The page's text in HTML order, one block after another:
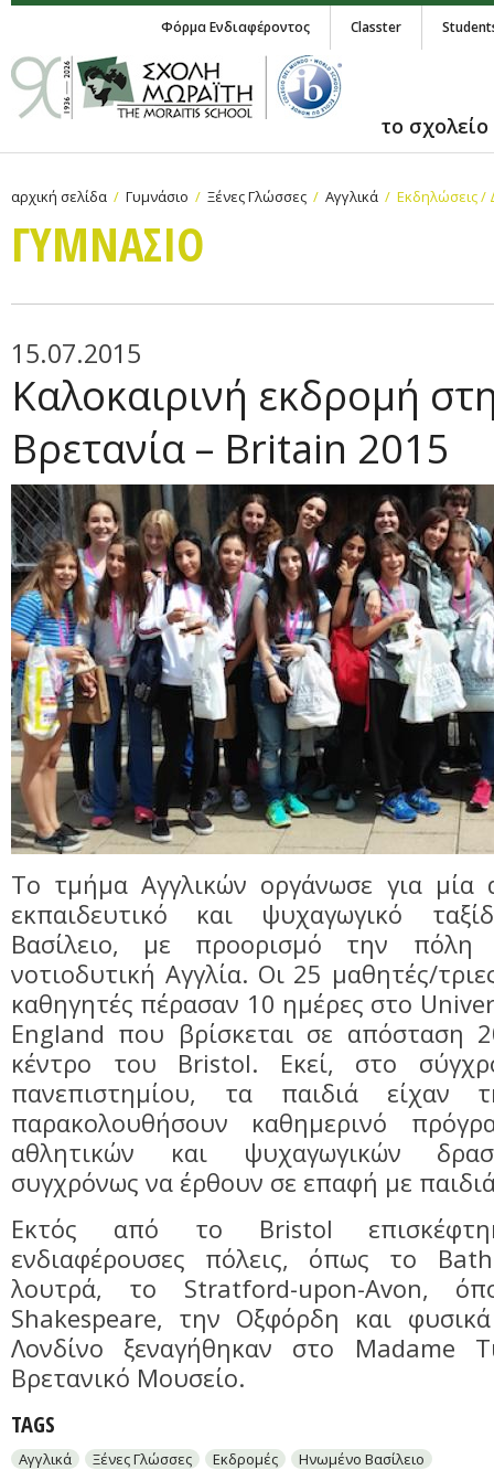
Φόρμα Ενδιαφέροντος Classter
το σχολείο
αρχική σελίδα Γυμνάσιο Ξένες Γλώσσες Αγγλικά Εκδηλώσεις /
ΓΥΜΝAΣΙΟ
15.07.2015
Καλοκαιρινή εκδρομή
Βρετανία – Britain 2015
Το τμήμα Αγγλικών οργάνωσε για μία
εκπαιδευτικό και ψυχαγωγικό
Βασίλειο, με προορισμό την
νοτιοδυτική Αγγλία. Οι 25 μαθητές/
καθηγητές πέρασαν 10 ημέρες στο
England που βρίσκεται σε απόσταση
κέντρο του Bristol. Εκεί, στο
πανεπιστημίου, τα παιδιά είχαν
παρακολουθήσουν καθημερινό
αθλητικών και ψυχαγωγικών
συγχρόνως να έρθουν σε επαφή με
Εκτός από το Bristol
ενδιαφέρουσες πόλεις, όπως το
λουτρά, το Stratford-upon-Avon,
Shakespeare, την Οξφόρδη και
Λονδίνο ξεναγήθηκαν στο Madame
Βρετανικό Μουσείο.
TAGS
Αγγλικά Ξένες Γλώσσες Εκδρομές Ηνωμένο Βασίλειο